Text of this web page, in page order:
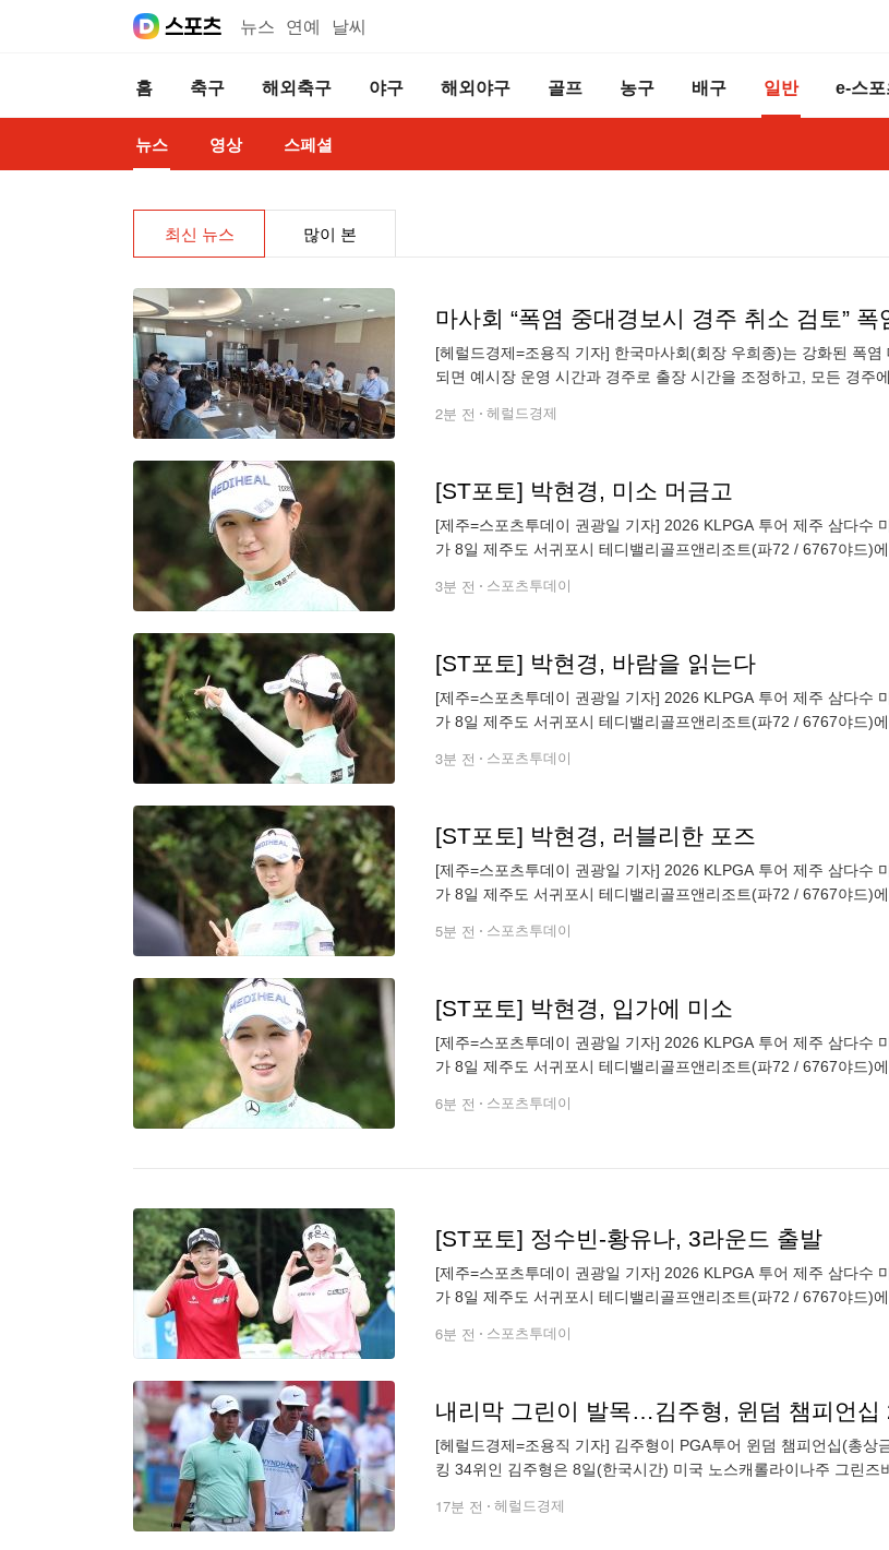
뉴스 연예 날씨
홈 축구 해외축구 야구 해외야구 골프 농구 배구 일반 e-스포
뉴스 영상 스페셜
최신 뉴스 많이 본
마사회 “폭염 중대경보시 경주 취소 검토” 폭
[헤럴드경제=조용직 기자] 한국마사회(회장 우희종)는 강화된 폭
되면 예시장 운영 시간과 경주로 출장 시간을 조정하고, 모든 경주
2분 전 헤럴드경제
[ST포토] 박현경, 미소 머금고
[제주=스포츠투데이 권광일 기자] 2026 KLPGA 투어 제주 삼다수
가 8일 제주도 서귀포시 테디밸리골프앤리조트(파72 / 6767야드)
3분 전 스포츠투데이
[ST포토] 박현경, 바람을 읽는다
[제주=스포츠투데이 권광일 기자] 2026 KLPGA 투어 제주 삼다수
가 8일 제주도 서귀포시 테디밸리골프앤리조트(파72 / 6767야드)
3분 전 스포츠투데이
[ST포토] 박현경, 러블리한 포즈
[제주=스포츠투데이 권광일 기자] 2026 KLPGA 투어 제주 삼다수
가 8일 제주도 서귀포시 테디밸리골프앤리조트(파72 / 6767야드)
5분 전 스포츠투데이
[ST포토] 박현경, 입가에 미소
[제주=스포츠투데이 권광일 기자] 2026 KLPGA 투어 제주 삼다수
가 8일 제주도 서귀포시 테디밸리골프앤리조트(파72 / 6767야드)
6분 전 스포츠투데이
[ST포토] 정수빈-황유나, 3라운드 출발
[제주=스포츠투데이 권광일 기자] 2026 KLPGA 투어 제주 삼다수
가 8일 제주도 서귀포시 테디밸리골프앤리조트(파72 / 6767야드)
6분 전 스포츠투데이
내리막 그린이 발목…김주형, 윈덤 챔피언십
[헤럴드경제=조용직 기자] 김주형이 PGA투어 윈덤 챔피언십(총
킹 34위인 김주형은 8일(한국시간) 미국 노스캐롤라이나주 그린
17분 전 헤럴드경제